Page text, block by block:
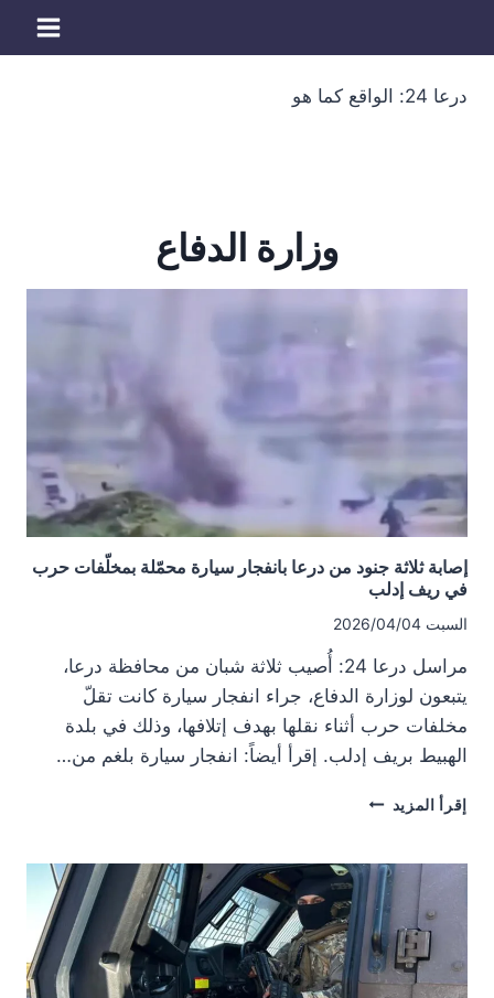
درعا 24: الواقع كما هو
وزارة الدفاع
إصابة ثلاثة جنود من درعا بانفجار سيارة محمّلة بمخلّفات حرب
في ريف إدلب
السبت 2026/04/04
مراسل درعا 24: أُصيب ثلاثة شبان من محافظة درعا،
يتبعون لوزارة الدفاع، جراء انفجار سيارة كانت تقلّ
مخلفات حرب أثناء نقلها بهدف إتلافها، وذلك في بلدة
الهبيط بريف إدلب. إقرأ أيضاً: انفجار سيارة بلغم من…
إقرأ المزيد إصابة
من
درعا
بانفجار
سيارة
محمّلة
بمخلّفات